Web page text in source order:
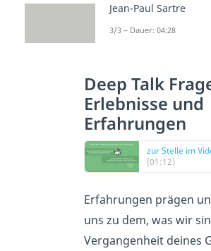
Deep Talk
Erlebnisse und
Erfahrungen
zur Stelle im
(01:12)
Erfahrungen prägen
uns zu dem, was wir
Vergangenheit deines
Jean-Paul Sartre
3/3 – Dauer: 04:28